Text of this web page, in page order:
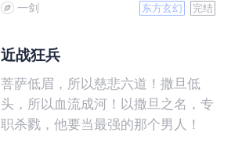
一剑 东方玄幻 完结
近战狂兵
菩萨低眉，所以慈悲六道！撒旦低
头，所以血流成河！以撒旦之名，专
职杀戮，他要当最强的那个男人！